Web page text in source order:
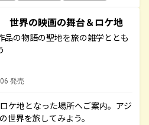
世界の映画の舞台＆ロケ地
品の物語の聖地を旅の雑学ととも
発売
ケ地となった場所へご案内。アジ
世界を旅してみよう。